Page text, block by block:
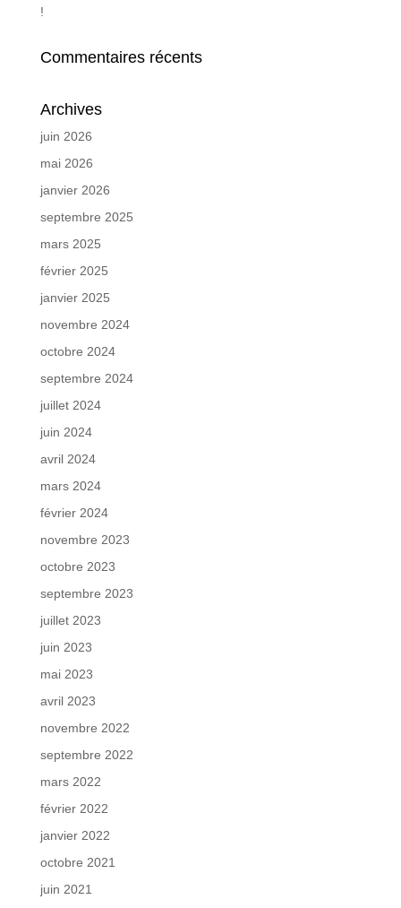
!
Commentaires récents
Archives
juin 2026
mai 2026
janvier 2026
septembre 2025
mars 2025
février 2025
janvier 2025
novembre 2024
octobre 2024
septembre 2024
juillet 2024
juin 2024
avril 2024
mars 2024
février 2024
novembre 2023
octobre 2023
septembre 2023
juillet 2023
juin 2023
mai 2023
avril 2023
novembre 2022
septembre 2022
mars 2022
février 2022
janvier 2022
octobre 2021
juin 2021